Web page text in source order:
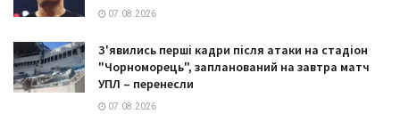
07.08.2026
З'явились перші кадри після атаки на стадіон
"Чорноморець", запланований на завтра матч
УПЛ – перенесли
07.08.2026